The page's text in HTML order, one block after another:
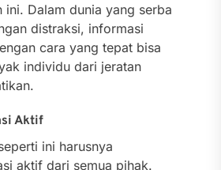
ini. Dalam dunia yang serba
distraksi, informasi
cara yang tepat bisa
individu dari jeratan
Aktif
ini harusnya
aktif dari semua pihak.